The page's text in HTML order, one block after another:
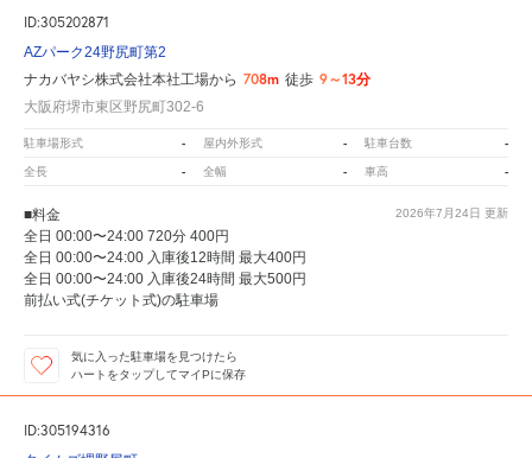
ID:305202871
AZパーク24野尻町第2
ナカバヤシ株式会社本社工場から 708m 徒歩 9～13分
大阪府堺市東区野尻町302-6
駐車場形式 - 屋内外形式 - 駐車台数 -
全長 - 全幅 - 車高 -
2026年7月24日 更新
■料金
全日 00:00〜24:00 720分 400円
全日 00:00〜24:00 入庫後12時間 最大400円
全日 00:00〜24:00 入庫後24時間 最大500円
前払い式(チケット式)の駐車場
気に入った駐車場を見つけたら
ハートをタップしてマイPに保存
ID:305194316